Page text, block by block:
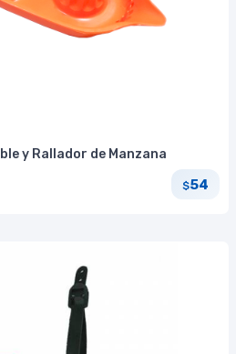
y Rallador de Manzana
$54